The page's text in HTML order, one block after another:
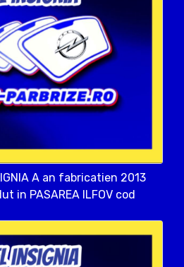
A an fabricatien 2013
in PASAREA ILFOV cod